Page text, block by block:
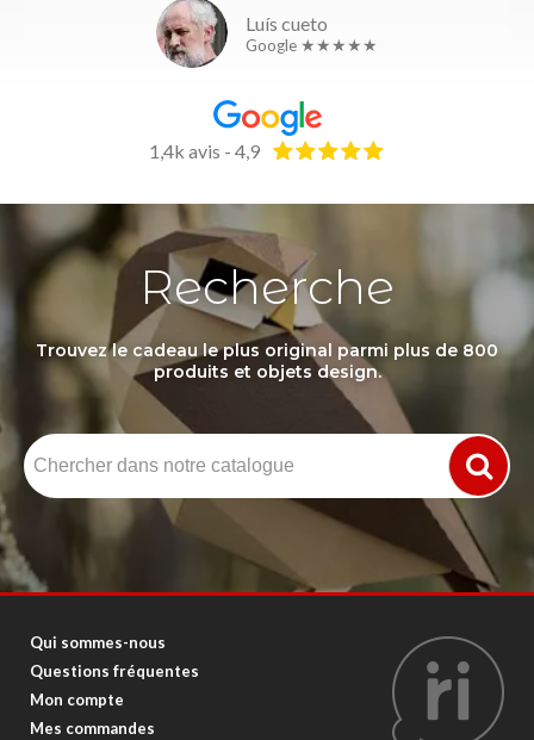
Luís cueto
Google ★★★★★
1,4k avis - 4,9
Recherche
Trouvez le cadeau le plus original parmi plus de 800
produits et objets design.
Qui sommes-nous
Questions fréquentes
Mon compte
Mes commandes